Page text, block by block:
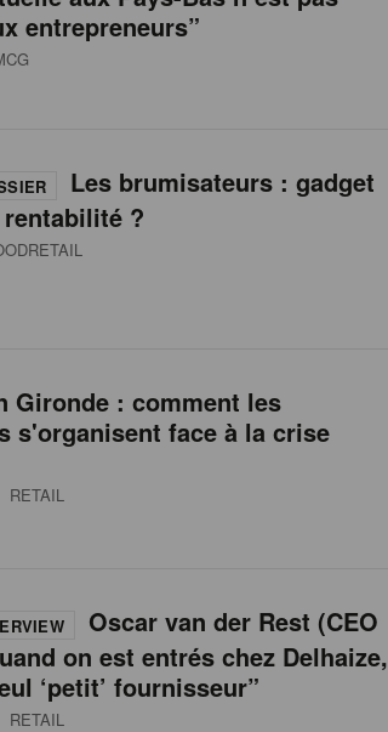
entrepreneurs”
Les brumisateurs : gadget
?
Gironde : comment les
s'organisent face à la crise
RETAIL
Oscar van der Rest (CEO
on est entrés chez Delhaize,
‘petit’ fournisseur”
RETAIL